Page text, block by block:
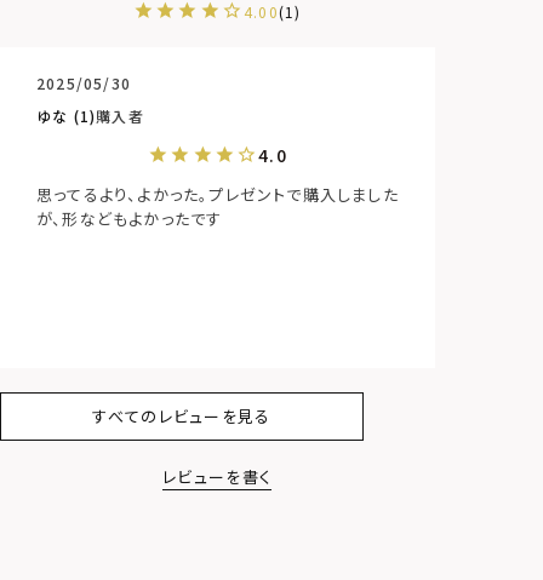
4.00 1
ゆな 1 購入者
2025/05/30
思ってるより、よかった。プレゼントで購入しました
が、形などもよかったです
すべてのレビューを見る
レビューを書く